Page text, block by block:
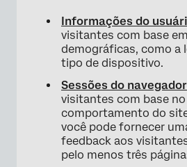
Informações do
visitantes com base
demográficas, como a
tipo de dispositivo.
Sessões do navegador
visitantes com base no
comportamento do
você pode fornecer
feedback aos
pelo menos três